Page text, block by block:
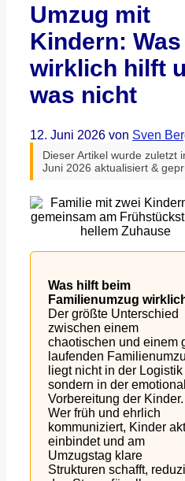
Umzug mit
Kindern: Was
wirklich hilft
was nicht
12. Juni 2026 von Sven
Dieser Artikel wurde zuletzt
Juni 2026 aktualisiert &
Was hilft beim
Familienumzug
Der größte Unterschied
zwischen einem
chaotischen und einem
laufenden
liegt nicht in der Logistik
sondern in der
Vorbereitung der Kinder.
Wer früh und ehrlich
kommuniziert, Kinder
einbindet und am
Umzugstag klare
Strukturen schafft,